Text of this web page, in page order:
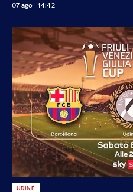
07 ago - 14:42
UDINE